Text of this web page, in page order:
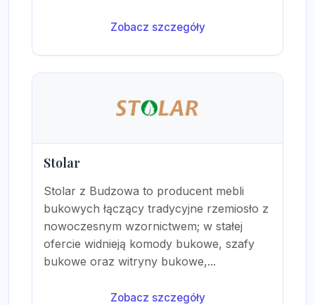
Zobacz szczegóły
Stolar
Stolar z Budzowa to producent mebli
bukowych łączący tradycyjne rzemiosło z
nowoczesnym wzornictwem; w stałej
ofercie widnieją komody bukowe, szafy
bukowe oraz witryny bukowe,...
Zobacz szczegóły